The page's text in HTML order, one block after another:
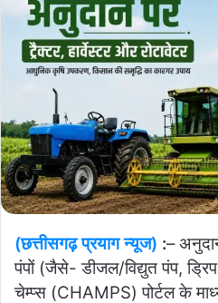
(छत्तीसगढ़ प्रयाग न्यूज) :–
पंपों (जैसे- डीजल/विद्युत पंप,
चेम्प्स (CHAMPS) पोर्टल के